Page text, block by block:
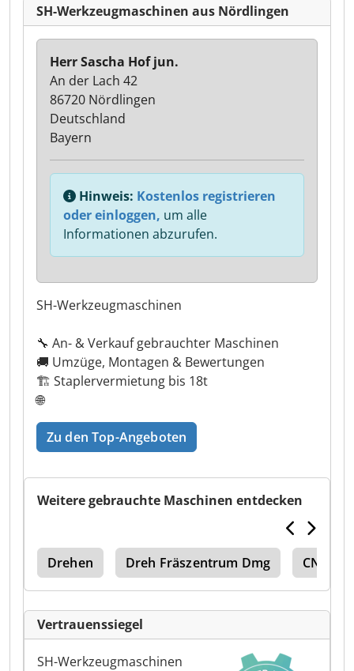
SH-Werkzeugmaschinen aus Nördlingen
SH-Werkzeugmaschinen
🔧 An- & Verkauf gebrauchter Maschinen
🚚 Umzüge, Montagen & Bewertungen
🏗️ Staplervermietung bis 18t
🌐
Zu den Top-Angeboten
Herr Sascha Hof jun.
An der Lach 42
86720 Nördlingen
Deutschland
Bayern
Hinweis: Kostenlos registrieren
oder einloggen, um alle
Informationen abzurufen.
Weitere gebrauchte Maschinen entdecken
Drehen Dreh Fräszentrum Dmg CNC
Vertrauenssiegel
SH-Werkzeugmaschinen